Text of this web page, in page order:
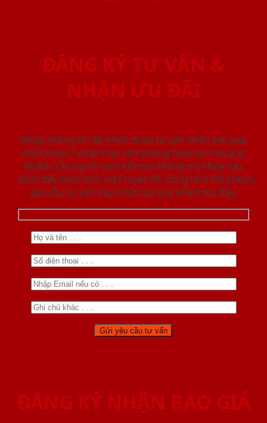
ĐĂNG KÝ TƯ VẤN &
NHẬN ƯU ĐÃI
Nhập thông tin để nhận được tư vấn miễn phí qua
điện thoại / email/ tại văn phòng hoặc tại nhà quý
khách. Chúng tôi cam kết mọi thông tin nhập vào
dưới đây được bảo mật tuyệt đối cũng như chỉ phục vụ
yêu cầu tư vấn duy nhất của quý khách tại đây.
ĐĂNG KÝ NHẬN BÁO GIÁ